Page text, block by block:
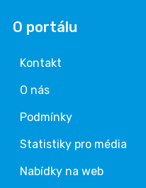
O portálu
Kontakt
O nás
Podmínky
Statistiky pro média
Nabídky na web